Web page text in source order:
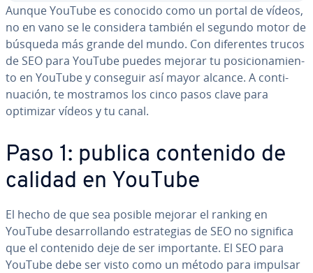
Aunque YouTube es conocido como un portal de vídeos,
no en vano se le considera también el segundo motor de
búsqueda más grande del mundo. Con di­fe­re­n­tes trucos
de SEO para YouTube puedes mejorar tu po­si­cio­na­mie­n­
to en YouTube y conseguir así mayor alcance. A co­n­ti­
nua­ción, te mostramos los cinco pasos clave para
optimizar vídeos y tu canal.
Paso 1: publica contenido de
calidad en YouTube
El hecho de que sea posible mejorar el ranking en
YouTube de­sa­rro­lla­n­do es­tra­te­gias de SEO no significa
que el contenido deje de ser im­po­r­ta­n­te. El SEO para
YouTube debe ser visto como un método para impulsar